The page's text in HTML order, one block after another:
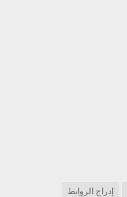
إدراج الروابط